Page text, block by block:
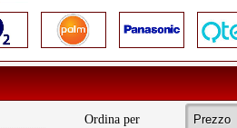
Ordina per